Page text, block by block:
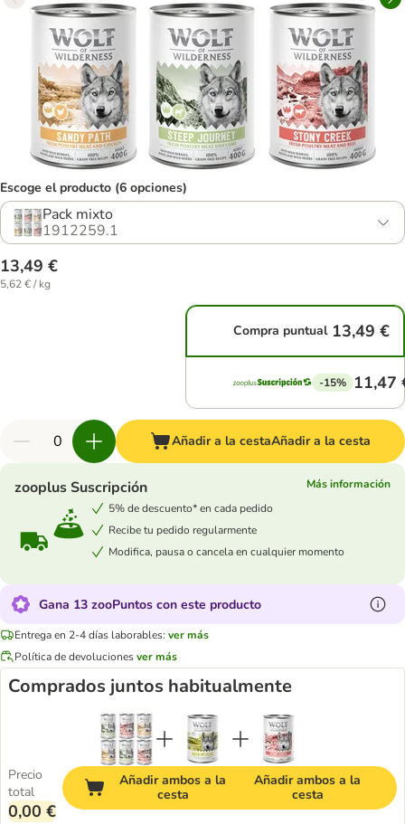
Escoge el producto (6 opciones)
Pack mixto
1912259.1
13,49 €
5,62 € / kg
Compra puntual 13,49 €
-15% 11,47
Añadir a la cestaAñadir a la cesta
zooplus Suscripción
Más información
5% de descuento* en cada pedido
Recibe tu pedido regularmente
Modifica, pausa o cancela en cualquier momento
Gana 13 zooPuntos con este producto
Entrega en 2-4 días laborables: ver más
Política de devolucionesver más
Comprados juntos habitualmente
Precio
total
0,00 €
Añadir ambos a la
cesta
Añadir ambos a la
cesta